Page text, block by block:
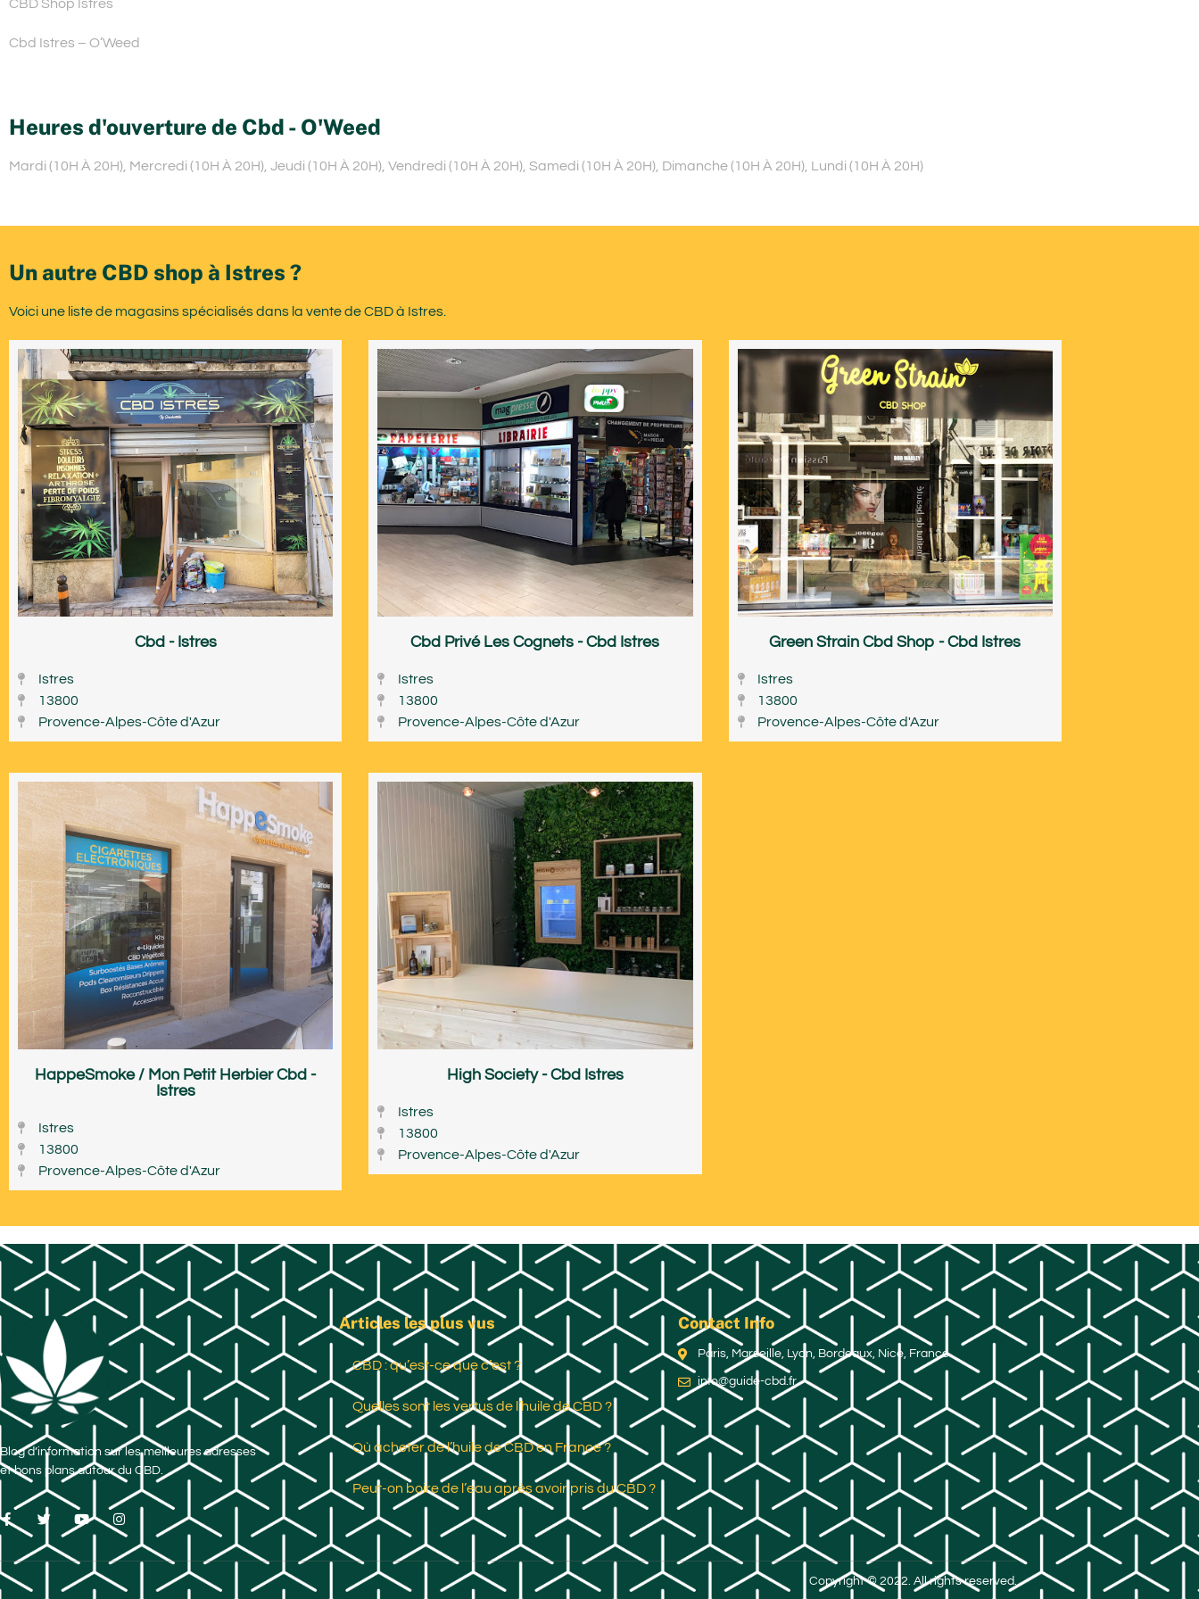
CBD Shop Istres
Cbd Istres – O’Weed
Heures d'ouverture de Cbd - O'Weed
Mardi (10H À 20H), Mercredi (10H À 20H), Jeudi (10H À 20H), Vendredi (10H À 20H), Samedi (10H À 20H), Dimanche (10H À 20H), Lundi (10H À 20H)
Un autre CBD shop à Istres ?
Voici une liste de magasins spécialisés dans la vente de CBD à Istres.
Cbd - Istres
Istres
13800
Provence-Alpes-Côte d'Azur
Cbd Privé Les Cognets - Cbd Istres
Istres
13800
Provence-Alpes-Côte d'Azur
Green Strain Cbd Shop - Cbd Istres
Istres
13800
Provence-Alpes-Côte d'Azur
HappeSmoke / Mon Petit Herbier Cbd -
Istres
Istres
13800
Provence-Alpes-Côte d'Azur
High Society - Cbd Istres
Istres
13800
Provence-Alpes-Côte d'Azur
Blog d’information sur les meilleures adresses
et bons plans autour du CBD.
Articles les plus vus
CBD : qu’est-ce que c’est ?
Quelles sont les vertus de l’huile de CBD ?
Où acheter de l’huile de CBD en France ?
Peut-on boire de l’eau après avoir pris du CBD ?
Contact Info
Paris, Marseille, Lyon, Bordeaux, Nice, France
info@guide-cbd.fr
Copyright © 2022. All rights reserved.